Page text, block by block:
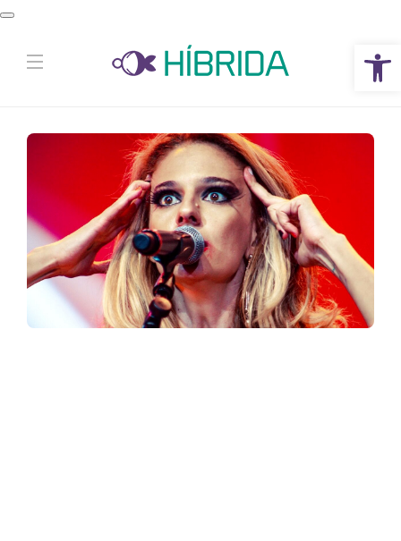
Abrir a barra de ferramentas